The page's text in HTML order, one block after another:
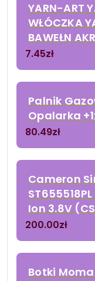
YARN-ART
WŁÓCZKA
BAWEŁN
7.45zł
Palnik
Opalarka
80.49zł
Cameron
Ion 3.8V
200.00zł
Botki Moma